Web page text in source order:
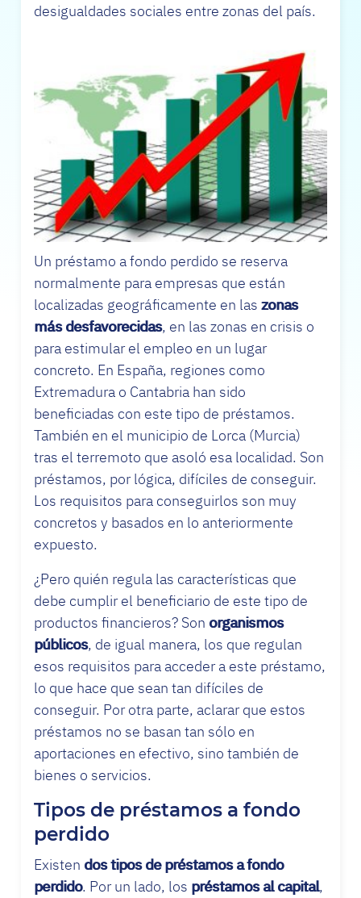
desigualdades sociales entre zonas del país.
Un préstamo a fondo perdido se reserva
normalmente para empresas que están
localizadas geográficamente en las zonas
más desfavorecidas, en las zonas en crisis o
para estimular el empleo en un lugar
concreto. En España, regiones como
Extremadura o Cantabria han sido
beneficiadas con este tipo de préstamos.
También en el municipio de Lorca (Murcia)
tras el terremoto que asoló esa localidad. Son
préstamos, por lógica, difíciles de conseguir.
Los requisitos para conseguirlos son muy
concretos y basados en lo anteriormente
expuesto.
¿Pero quién regula las características que
debe cumplir el beneficiario de este tipo de
productos financieros? Son organismos
públicos, de igual manera, los que regulan
esos requisitos para acceder a este préstamo,
lo que hace que sean tan difíciles de
conseguir. Por otra parte, aclarar que estos
préstamos no se basan tan sólo en
aportaciones en efectivo, sino también de
bienes o servicios.
Tipos de préstamos a fondo
perdido
Existen dos tipos de préstamos a fondo
perdido. Por un lado, los préstamos al capital,